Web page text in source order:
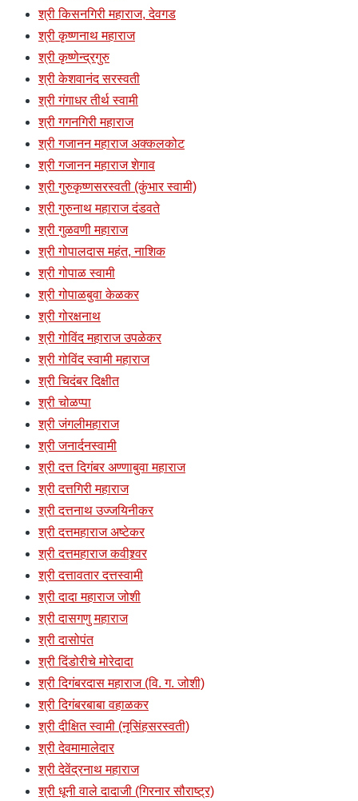
श्री किसनगिरी महाराज, देवगड
श्री कृष्णनाथ महाराज
श्री कृष्णेन्द्रगुरु
श्री केशवानंद सरस्वती
श्री गंगाधर तीर्थ स्वामी
श्री गगनगिरी महाराज
श्री गजानन महाराज अक्कलकोट
श्री गजानन महाराज शेगाव
श्री गुरुकृष्णसरस्वती (कुंभार स्वामी)
श्री गुरुनाथ महाराज दंडवते
श्री गुळवणी महाराज
श्री गोपालदास महंत, नाशिक
श्री गोपाळ स्वामी
श्री गोपाळबुवा केळकर
श्री गोरक्षनाथ
श्री गोविंद महाराज उपळेकर
श्री गोविंद स्वामी महाराज
श्री चिदंबर दिक्षीत
श्री चोळप्पा
श्री जंगलीमहाराज
श्री जनार्दनस्वामी
श्री दत्त दिगंबर अण्णाबुवा महाराज
श्री दत्तगिरी महाराज
श्री दत्तनाथ उज्जयिनीकर
श्री दत्तमहाराज अष्टेकर
श्री दत्तमहाराज कवीश्र्वर
श्री दत्तावतार दत्तस्वामी
श्री दादा महाराज जोशी
श्री दासगणु महाराज
श्री दासोपंत
श्री दिंडोरीचे मोरेदादा
श्री दिगंबरदास महाराज (वि. ग. जोशी)
श्री दिगंबरबाबा वहाळकर
श्री दीक्षित स्वामी (नृसिंहसरस्वती)
श्री देवमामालेदार
श्री देवेंद्रनाथ महाराज
श्री धूनी वाले दादाजी (गिरनार सौराष्ट्र)